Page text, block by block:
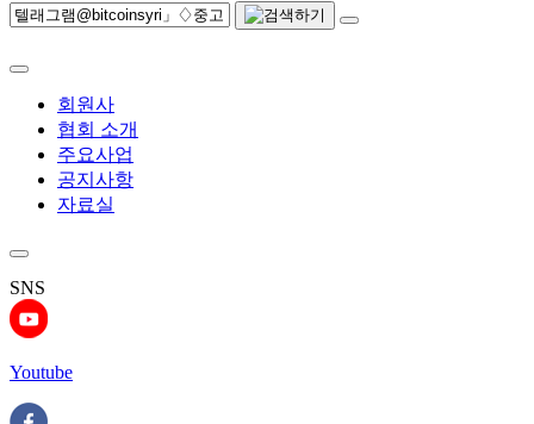
회원사
협회 소개
주요사업
공지사항
자료실
SNS
Youtube